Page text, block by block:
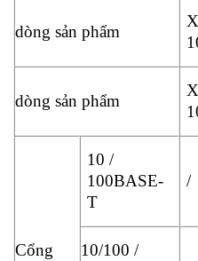
dòng sản phẩm
dòng sản phẩm
Cổng
10 /
100BASE-
T
/
10/100 /